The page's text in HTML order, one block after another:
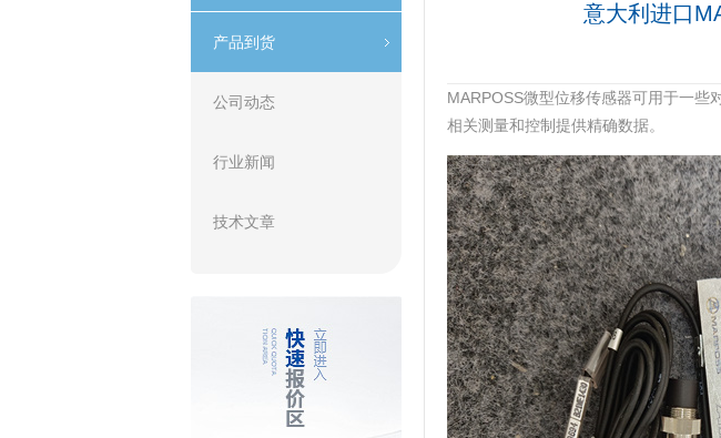
产品到货
公司动态
行业新闻
技术文章
意大利进口
MARPOSS微型位移传感器可用于一些
相关测量和控制提供精确数据。